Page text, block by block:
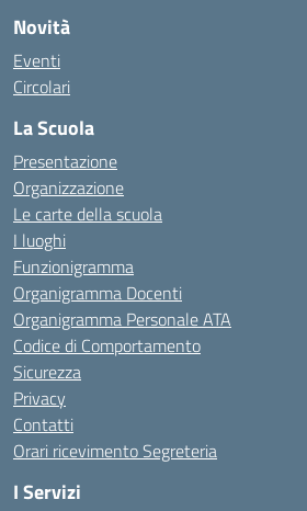
Novità
Eventi
Circolari
La Scuola
Presentazione
Organizzazione
Le carte della scuola
I luoghi
Funzionigramma
Organigramma Docenti
Organigramma Personale ATA
Codice di Comportamento
Sicurezza
Privacy
Contatti
Orari ricevimento Segreteria
I Servizi